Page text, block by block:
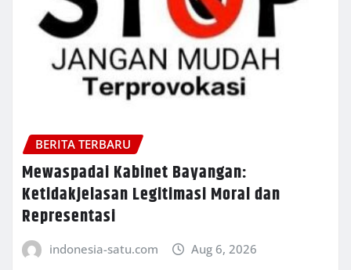
BERITA TERBARU
Mewaspadai Kabinet Bayangan:
Ketidakjelasan Legitimasi Moral dan
Representasi
indonesia-satu.com Aug 6, 2026